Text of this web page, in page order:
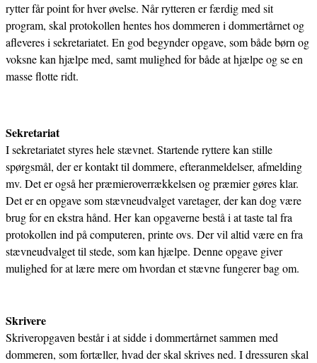
rytter får point for hver øvelse. Når rytteren er færdig med sit
program, skal protokollen hentes hos dommeren i dommertårnet og
afleveres i sekretariatet. En god begynder opgave, som både børn og
voksne kan hjælpe med, samt mulighed for både at hjælpe og se en
masse flotte ridt.
Sekretariat
I sekretariatet styres hele stævnet. Startende ryttere kan stille
spørgsmål, der er kontakt til dommere, efteranmeldelser, afmelding
mv. Det er også her præmieroverrækkelsen og præmier gøres klar.
Det er en opgave som stævneudvalget varetager, der kan dog være
brug for en ekstra hånd. Her kan opgaverne bestå i at taste tal fra
protokollen ind på computeren, printe ovs. Der vil altid være en fra
stævneudvalget til stede, som kan hjælpe. Denne opgave giver
mulighed for at lære mere om hvordan et stævne fungerer bag om.
Skrivere
Skriveropgaven består i at sidde i dommertårnet sammen med
dommeren, som fortæller, hvad der skal skrives ned. I dressuren skal